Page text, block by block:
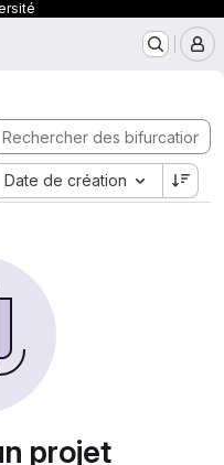
Date de création
projet